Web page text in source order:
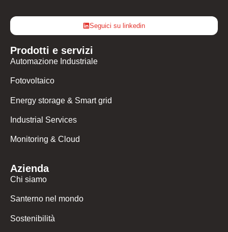
Seguici su linkedin
Prodotti e servizi
Automazione Industriale
Fotovoltaico
Energy storage & Smart grid
Industrial Services
Monitoring & Cloud
Azienda
Chi siamo
Santerno nel mondo
Sostenibilità